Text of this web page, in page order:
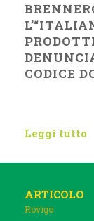
CODICE
Leggi tutto
ARTICOLO
Rovigo